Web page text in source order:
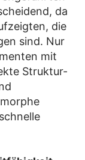
da
die
sind. Nur
mit
Struktur-